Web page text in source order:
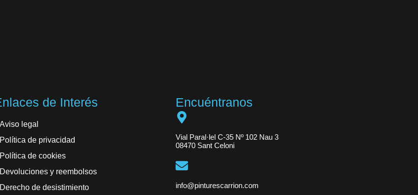
de Interés
Aviso legal
Política de privacidad
Política de cookies
Devoluciones y reembolsos
Derecho de desistimiento
Encuéntranos
Vial Paral·lel C-35 Nº 102 Nau 3
08470 Sant Celoni
info@pinturescarrion.com